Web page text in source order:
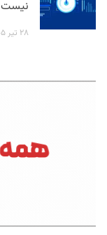
نیست
۲۸ تیر ۱۴۰۵